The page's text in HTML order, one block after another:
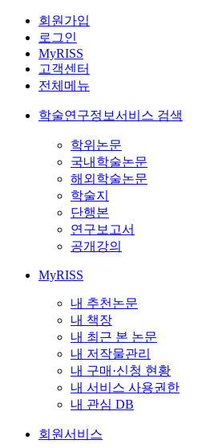
회원가입
로그인
MyRISS
고객센터
전체메뉴
학술연구정보서비스 검색
학위논문
국내학술논문
해외학술논문
학술지
단행본
연구보고서
공개강의
MyRISS
내 추천논문
내 책장
내 최근 본 논문
내 저작물관리
내 구매·신청 현황
내 서비스 사용권한
내 관심 DB
회원서비스